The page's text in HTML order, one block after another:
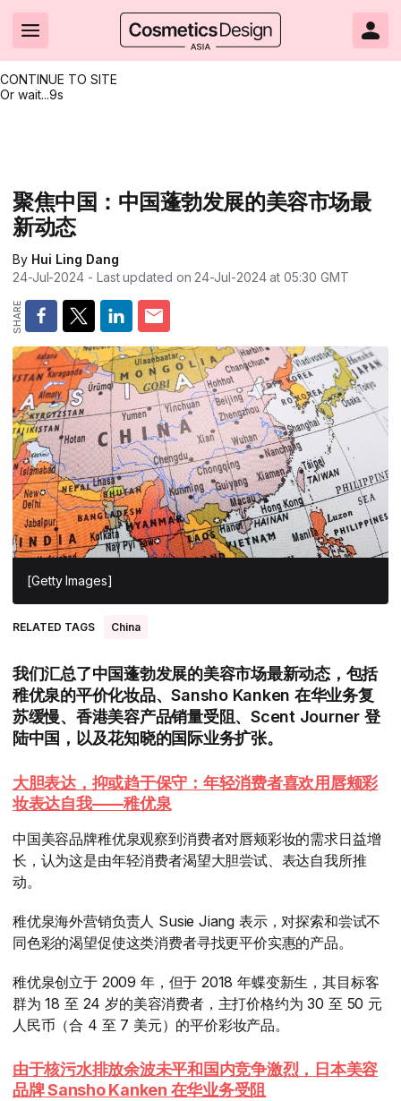
CONTINUE TO SITE
Or wait...7s
Brand innovation
Formulation & science
Packaging & design
Business & financial
Market trends
Regulation & safety
All Asia-Pacific
South East Asia
South Asia
East Asia
Oceania
Promotional features
Clean & ethical beauty
Sustainability
Market entry
Skin care
Beauty from within
Nanotechnology
Beauty tech
Skin care
Color cosmetics
Oral care
Hair care
Fragrance
Packaging
Nutricosmetics
All Events
All events
Shows & conferences
Online events
Editorial webinars
Product innovations
Technical papers
Product brochures
Videos
Supplier webinars
Suppliers
CosmeticsDesign.com USA
CosmeticsDesign-Europe.com
聚焦中国：中国蓬勃发展的美容市场最
新动态
By Hui Ling Dang
24-Jul-2024 - Last updated on 24-Jul-2024 at 05:30 GMT
[Getty Images]
RELATED TAGS China
我们汇总了中国蓬勃发展的美容市场最新动态，包括
稚优泉的平价化妆品、Sansho Kanken 在华业务复
苏缓慢、香港美容产品销量受阻、Scent Journer 登
陆中国，以及花知晓的国际业务扩张。
大胆表达，抑或趋于保守： 年轻消费者喜欢用唇颊彩
妆表达自我——稚优泉
中国美容品牌稚优泉观察到消费者对唇颊彩妆的需求日益增
长，认为这是由年轻消费者渴望大胆尝试、表达自我所推
动。
稚优泉海外营销负责人 Susie Jiang 表示，对探索和尝试不
同色彩的渴望促使这类消费者寻找更平价实惠的产品。
稚优泉创立于 2009 年，但于 2018 年蝶变新生，其目标客
群为 18 至 24 岁的美容消费者，主打价格约为 30 至 50 元
人民币（合 4 至 7 美元）的平价彩妆产品。
由于核污水排放余波未平和国内竞争激烈，日本美容
品牌Sansho Kanken 在华业务受阻